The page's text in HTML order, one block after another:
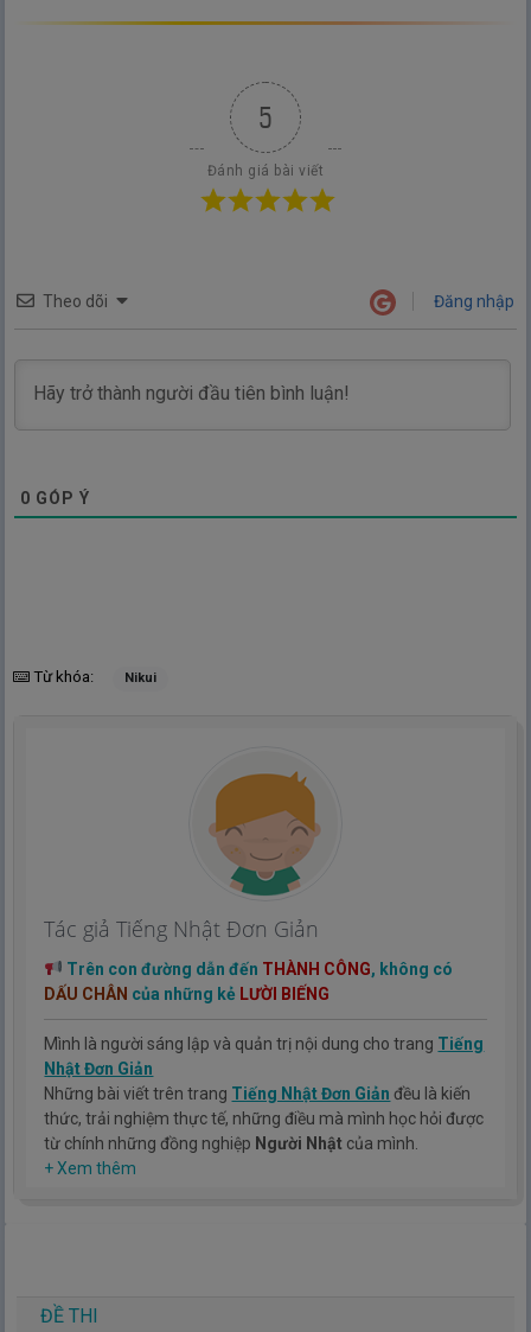
5
Đánh giá bài viết
Theo dõi Đăng nhập
0 GÓP Ý
Từ khóa: Nikui
Tác giả Tiếng Nhật Đơn Giản
Trên con đường dẫn đến THÀNH CÔNG, không có
DẤU CHÂN của những kẻ LƯỜI BIẾNG
Mình là người sáng lập và quản trị nội dung cho trang Tiếng
Nhật Đơn Giản
Những bài viết trên trang Tiếng Nhật Đơn Giản đều là kiến
thức, trải nghiệm thực tế, những điều mà mình học hỏi được
từ chính những đồng nghiệp Người Nhật của mình.
Hy vọng rằng kinh nghiệm mà mình có được sẽ giúp các bạn
+ Xem thêm
ĐỀ THI